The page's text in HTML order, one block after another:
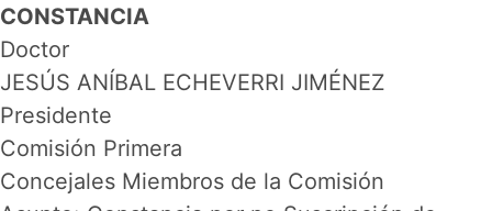
CONSTANCIA
Doctor
JESÚS ANÍBAL ECHEVERRI JIMÉNEZ
Presidente
Comisión Primera
Concejales Miembros de la Comisión